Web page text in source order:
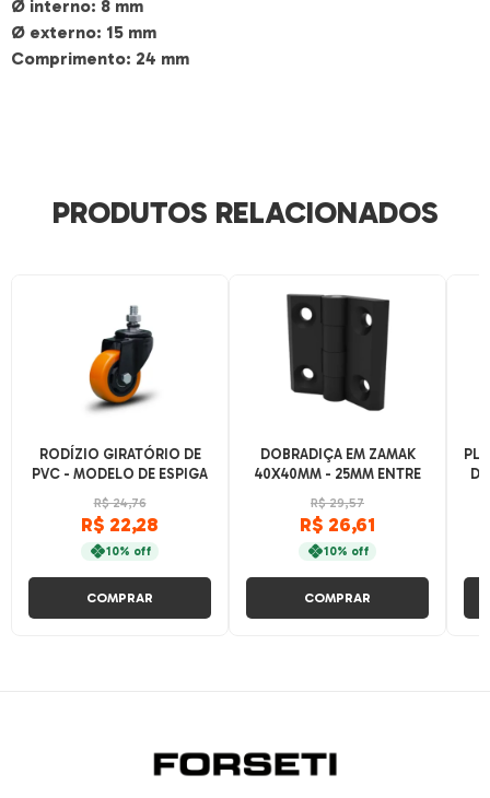
Ø interno: 8 mm
Ø externo: 15 mm
Comprimento: 24 mm
PRODUTOS RELACIONADOS
RODÍZIO GIRATÓRIO DE
PVC - MODELO DE ESPIGA
R$ 24,76
R$ 22,28
10% off
COMPRAR
DOBRADIÇA EM ZAMAK
40X40MM - 25MM ENTRE
CENTRO
R$ 29,57
R$ 26,61
10% off
COMPRAR